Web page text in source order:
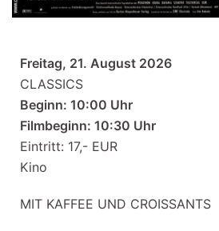
Freitag, 21. August 2026
CLASSICS
Beginn: 10:00 Uhr
Filmbeginn: 10:30 Uhr
Eintritt: 17,- EUR
Kino
MIT KAFFEE UND CROISSANTS